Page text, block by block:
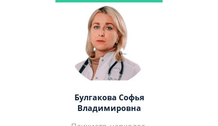
Булгакова Софья
Владимировна